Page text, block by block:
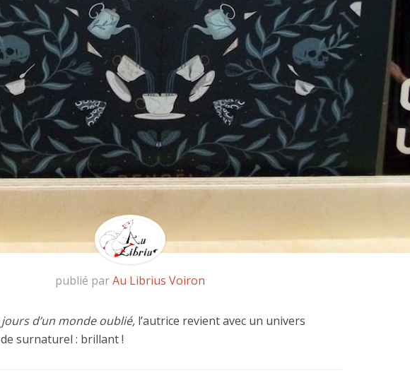
publié parAu Librius Voiron
d’un monde oublié, l’autrice revient avec un univers
surnaturel : brillant !